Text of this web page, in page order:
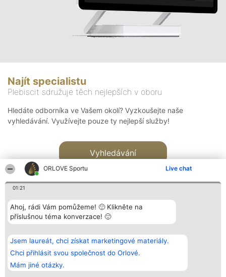
ORLOVE Sportu Live chat
01:21
Ahoj, rádi Vám pomůžeme! 🙂 Klikněte na
příslušnou téma konverzace! 🙂
Jsem laureát, chci získat marketingové materiály.
Chci přihlásit svou společnost do Orlové.
Mám jiné otázky.
Najít specialistu
Plebiscit sdružuje těch nejlepších v oboru
Hledáte odborníka ve Vašem okolí? Vyzkoušejte naše
vyhledávání. Využívejte pouze ty nejlepší služby!
Vyhledávání
Bright Side Solutions sp. z o.
o. sp. k.
ul. Ruska 22
Wrocław 50-079
KRS 0000749100 | Regon
381313360 | NIP 8943132676
Vítězové
Seznam všech
laureátů
Zásady
Zásady
Kontakt